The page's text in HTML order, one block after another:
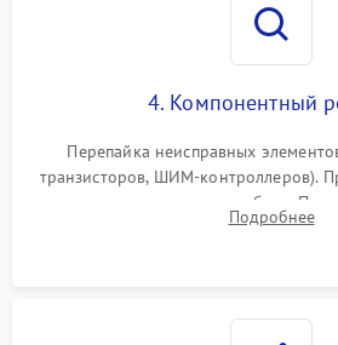
4. Компонентный
Перепайка неисправных
транзисторов, ШИМ-контроллеров).
памяти при программных сбоях. При
разборка матрицы и замена
Подробнее